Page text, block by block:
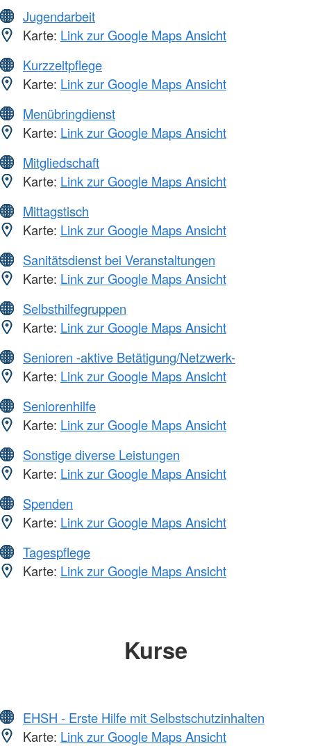
Jugendarbeit
Karte: Link zur Google Maps Ansicht
Kurzzeitpflege
Karte: Link zur Google Maps Ansicht
Menübringdienst
Karte: Link zur Google Maps Ansicht
Mitgliedschaft
Karte: Link zur Google Maps Ansicht
Mittagstisch
Karte: Link zur Google Maps Ansicht
Sanitätsdienst bei Veranstaltungen
Karte: Link zur Google Maps Ansicht
Selbsthilfegruppen
Karte: Link zur Google Maps Ansicht
Senioren -aktive Betätigung/Netzwerk-
Karte: Link zur Google Maps Ansicht
Seniorenhilfe
Karte: Link zur Google Maps Ansicht
Sonstige diverse Leistungen
Karte: Link zur Google Maps Ansicht
Spenden
Karte: Link zur Google Maps Ansicht
Tagespflege
Karte: Link zur Google Maps Ansicht
Kurse
EHSH - Erste Hilfe mit Selbstschutzinhalten
Karte: Link zur Google Maps Ansicht